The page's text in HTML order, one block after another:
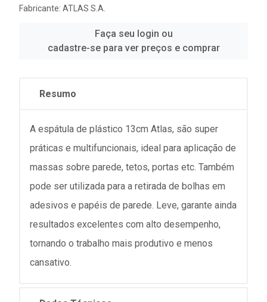
Fabricante: ATLAS S.A.
Faça seu login ou
cadastre-se para ver preços e comprar
Resumo
A espátula de plástico 13cm Atlas, são super
práticas e multifuncionais, ideal para aplicação de
massas sobre parede, tetos, portas etc. Também
pode ser utilizada para a retirada de bolhas em
adesivos e papéis de parede. Leve, garante ainda
resultados excelentes com alto desempenho,
tornando o trabalho mais produtivo e menos
cansativo.